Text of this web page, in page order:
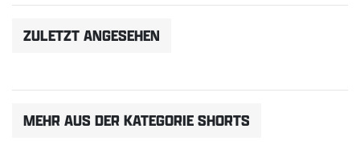
ZULETZT ANGESEHEN
MEHR AUS DER KATEGORIE SHORTS